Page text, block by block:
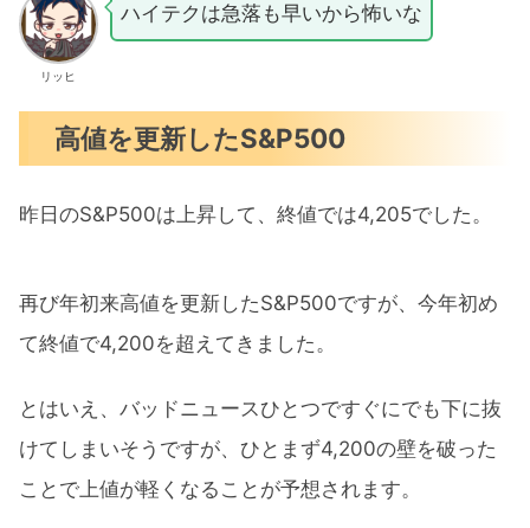
リッヒ
ハイテクは急落も早いから怖いな
高値を更新したS&P500
昨日のS&P500は上昇して、終値では4,205でした。
再び年初来高値を更新したS&P500ですが、今年初め
て終値で4,200を超えてきました。
とはいえ、バッドニュースひとつですぐにでも下に抜
けてしまいそうですが、ひとまず4,200の壁を破った
ことで上値が軽くなることが予想されます。